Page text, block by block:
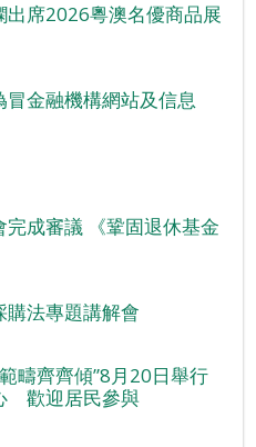
席2026粵澳名優商品展
金融機構網站及信息
成審議 《鞏固退休基金
購法專題講解會
疇齊齊傾”8月20日舉行
歡迎居民參與